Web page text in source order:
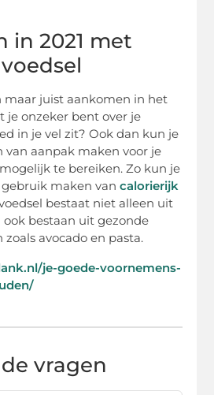
in 2021 met
maar juist aankomen in het
je onzeker bent over je
in je vel zit? Ook dan kun je
van aanpak maken voor je
te bereiken. Zo kun je
maken vancalorierijk
bestaat niet alleen uit
bestaan uit gezonde
avocado en pasta.
je-goede-voornemens-
vragen